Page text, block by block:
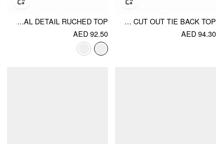
HALTER V-NECK RUCHED RHINESTONE CUT OUT TIE BACK TOP
AED 94.30
COWL NECK METAL DETAIL RUCHED TOP
AED 92.50